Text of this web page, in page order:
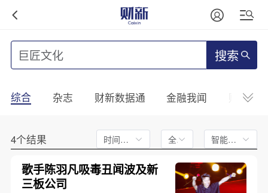
搜索
综合 杂志 财新数据通 金融我闻 财新
4个结果 时间不限 全文 智能排序
歌手陈羽凡吸毒丑闻波及新
三板公司